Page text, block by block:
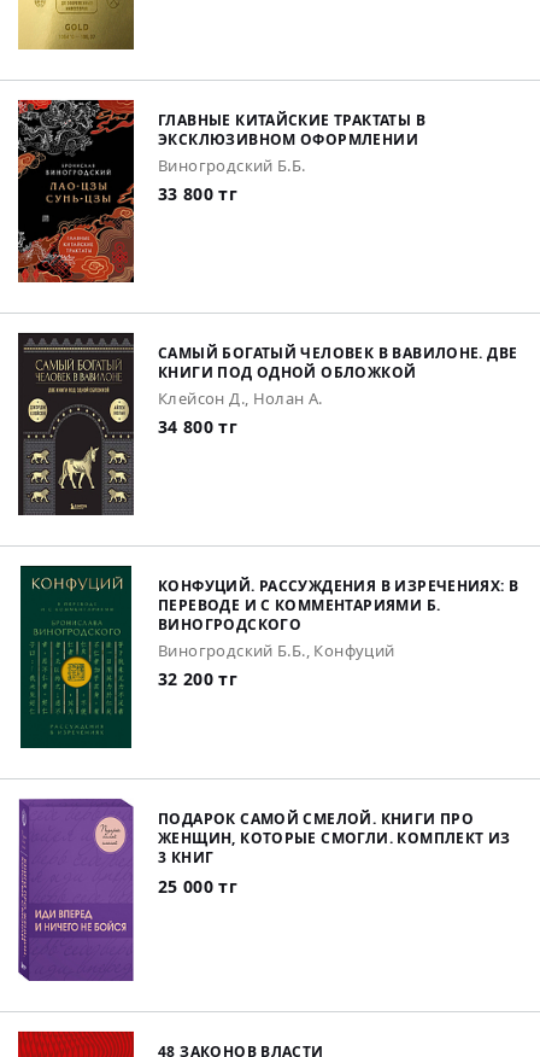
ГЛАВНЫЕ КИТАЙСКИЕ ТРАКТАТЫ В
ЭКСКЛЮЗИВНОМ ОФОРМЛЕНИИ
Виногродский Б.Б.
33 800 тг
САМЫЙ БОГАТЫЙ ЧЕЛОВЕК В ВАВИЛОНЕ. ДВЕ
КНИГИ ПОД ОДНОЙ ОБЛОЖКОЙ
Клейсон Д., Нолан А.
34 800 тг
КОНФУЦИЙ. РАССУЖДЕНИЯ В ИЗРЕЧЕНИЯХ: В
ПЕРЕВОДЕ И С КОММЕНТАРИЯМИ Б.
ВИНОГРОДСКОГО
Виногродский Б.Б., Конфуций
32 200 тг
ПОДАРОК САМОЙ СМЕЛОЙ. КНИГИ ПРО
ЖЕНЩИН, КОТОРЫЕ СМОГЛИ. КОМПЛЕКТ ИЗ
3 КНИГ
25 000 тг
48 ЗАКОНОВ ВЛАСТИ